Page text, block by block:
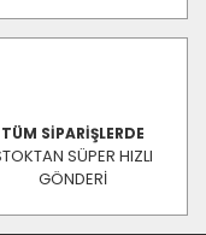
TÜM SİPARİŞLERDE
SÜPER HIZLI
GÖNDERİ